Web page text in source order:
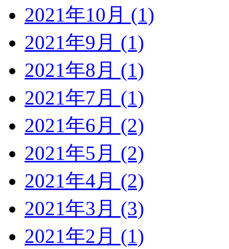
2021年10月 (1)
2021年9月 (1)
2021年8月 (1)
2021年7月 (1)
2021年6月 (2)
2021年5月 (2)
2021年4月 (2)
2021年3月 (3)
2021年2月 (1)